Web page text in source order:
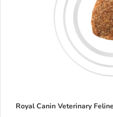
Royal Canin Veterinary